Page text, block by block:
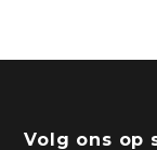
Volg ons op